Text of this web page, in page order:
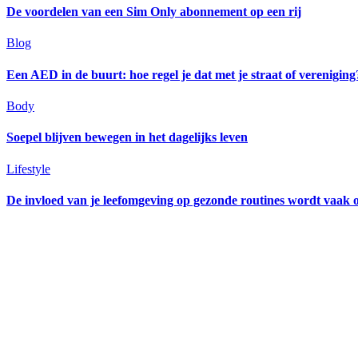
De voordelen van een Sim Only abonnement op een rij
Blog
Een AED in de buurt: hoe regel je dat met je straat of
Body
Soepel blijven bewegen in het dagelijks leven
Lifestyle
De invloed van je leefomgeving op gezonde routines wordt vaak